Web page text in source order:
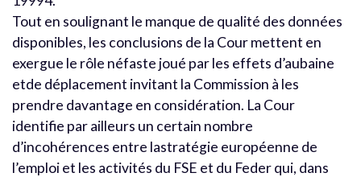
Tout en soulignant le manque de qualité des données
disponibles, les conclusions de la Cour mettent en
exergue le rôle néfaste joué par les effets d’aubaine
etde déplacement invitant la Commission à les
prendre davantage en considération. La Cour
identifie par ailleurs un certain nombre
d’incohérences entre lastratégie européenne de
l’emploi et les activités du FSE et du Feder qui, dans